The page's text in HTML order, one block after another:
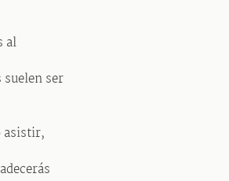
al
ser
asistir,